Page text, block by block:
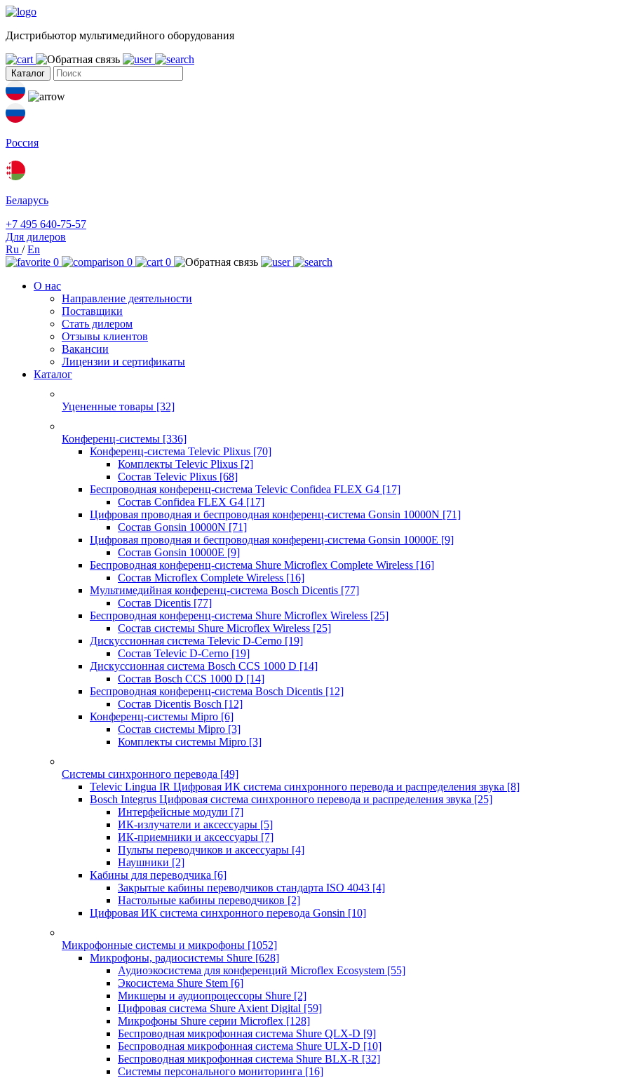
Дистрибьютор мультимедийного оборудования
Каталог
Россия
Беларусь
+7 495 640-75-57
Для дилеров
Ru /En
0
0
0
О нас
Направление деятельности
Поставщики
Стать дилером
Отзывы клиентов
Вакансии
Лицензии и сертификаты
Каталог
Уцененные товары [32]
Конференц-системы [336]
Конференц-система Televic Plixus [70]
Комплекты Televic Plixus [2]
Состав Televic Plixus [68]
Беспроводная конференц-система Televic Confidea FLEX G4 [17]
Состав Confidea FLEX G4 [17]
Цифровая проводная и беспроводная конференц-система Gonsin 10000N [71]
Состав Gonsin 10000N [71]
Цифровая проводная и беспроводная конференц-система Gonsin 10000E [9]
Состав Gonsin 10000E [9]
Беспроводная конференц-система Shure Microflex Complete Wireless [16]
Состав Microflex Complete Wireless [16]
Мультимедийная конференц-система Bosch Dicentis [77]
Состав Dicentis [77]
Беспроводная конференц-система Shure Microflex Wireless [25]
Состав системы Shure Microflex Wireless [25]
Дискуссионная система Televic D-Cerno [19]
Состав Televic D-Cerno [19]
Дискуссионная система Bosch CCS 1000 D [14]
Состав Bosch CCS 1000 D [14]
Беспроводная конференц-система Bosch Dicentis [12]
Состав Dicentis Bosch [12]
Конференц-системы Mipro [6]
Состав системы Mipro [3]
Комплекты системы Mipro [3]
Системы синхронного перевода [49]
Televic Lingua IR Цифровая ИК система синхронного перевода и распределения звука [8]
Bosch Integrus Цифровая система синхронного перевода и распределения звука [25]
Интерфейсные модули [7]
ИК-излучатели и аксессуары [5]
ИК-приемники и аксессуары [7]
Пульты переводчиков и аксессуары [4]
Наушники [2]
Кабины для переводчика [6]
Закрытые кабины переводчиков стандарта ISO 4043 [4]
Настольные кабины переводчиков [2]
Цифровая ИК система синхронного перевода Gonsin [10]
Микрофонные системы и микрофоны [1052]
Микрофоны, радиосистемы Shure [628]
Аудиоэкосистема для конференций Microflex Ecosystem [55]
Экосистема Shure Stem [6]
Микшеры и аудиопроцессоры Shure [2]
Цифровая система Shure Axient Digital [59]
Микрофоны Shure серии Microflex [128]
Беспроводная микрофонная система Shure QLX-D [9]
Беспроводная микрофонная система Shure ULX-D [10]
Беспроводная микрофонная система Shure BLX-R [32]
Системы персонального мониторинга [16]